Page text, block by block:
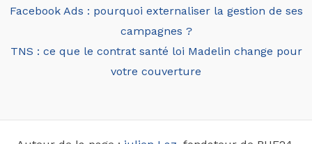
Facebook Ads : pourquoi externaliser la gestion de ses
campagnes ?
TNS : ce que le contrat santé loi Madelin change pour
votre couverture